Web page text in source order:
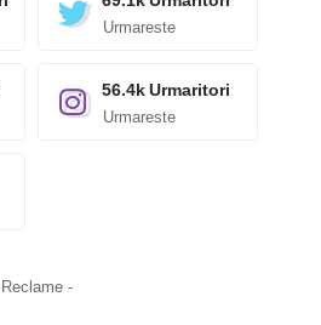
Urmareste
56.4k Urmaritori
Urmareste
-